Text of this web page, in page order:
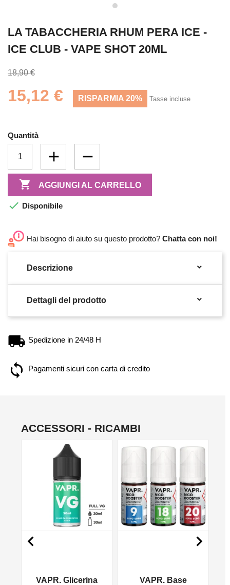
LA TABACCHERIA RHUM PERA ICE -
ICE CLUB - VAPE SHOT 20ML
18,90 €
15,12 € RISPARMIA 20% Tasse incluse
Quantità
 AGGIUNGI AL CARRELLO
 Disponibile
Hai bisogno di aiuto su questo prodotto? Chatta con noi!
Descrizione 
Dettagli del prodotto 
Spedizione in 24/48 H
Pagamenti sicuri con carta di credito
ACCESSORI - RICAMBI
VAPR. Glicerina VAPR. Base
 